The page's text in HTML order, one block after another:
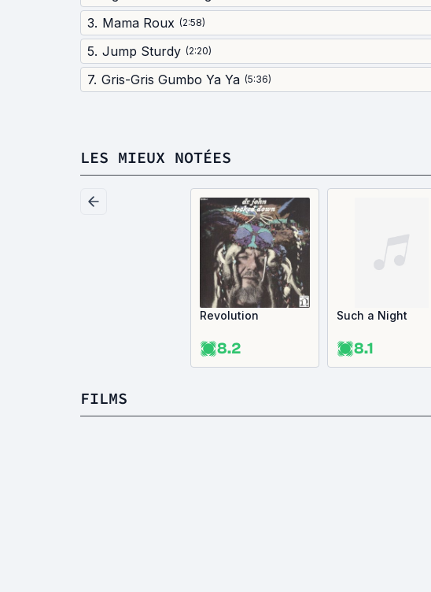
3. Mama Roux (2:58)
5. Jump Sturdy (2:20)
7. Gris-Gris Gumbo Ya Ya (5:36)
LES MIEUX NOTÉES
Revolution
8.2
Such a Night
8.1
FILMS